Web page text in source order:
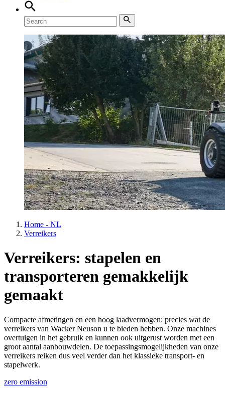
Home - NL
Verreikers
Verreikers: stapelen en
transporteren gemakkelijk
gemaakt
Compacte afmetingen en een hoog laadvermogen: precies wat de
verreikers van Wacker Neuson u te bieden hebben. Onze machines
overtuigen in het gebruik en kunnen ook uitgerust worden met een
groot aantal aanbouwdelen. De toepassingsmogelijkheden van onze
verreikers reiken dus veel verder dan het klassieke transport- en
stapelwerk.
zero emission